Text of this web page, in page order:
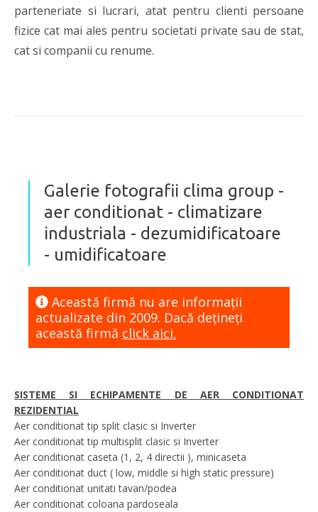
parteneriate si lucrari, atat pentru clienti persoane
fizice cat mai ales pentru societati private sau de stat,
cat si companii cu renume.
Galerie fotografii clima group -
aer conditionat - climatizare
industriala - dezumidificatoare
- umidificatoare
Această firmă nu are informaţii
actualizate din 2009. Dacă dețineți
această firmă click aici.
SISTEME SI ECHIPAMENTE DE AER CONDITIONAT
REZIDENTIAL
Aer conditionat tip split clasic si Inverter
Aer conditionat tip multisplit clasic si Inverter
Aer conditionat caseta (1, 2, 4 directii ), minicaseta
Aer conditionat duct ( low, middle si high static pressure)
Aer conditionat unitati tavan/podea
Aer conditionat coloana pardoseala